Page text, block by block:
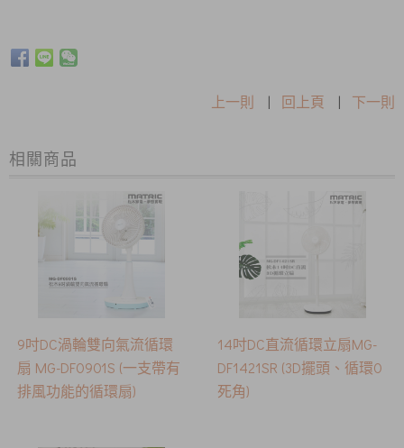
上一則 | 回上頁 | 下一則
相關商品
9吋DC渦輪雙向氣流循環
扇 MG-DF0901S (一支帶有
排風功能的循環扇)
14吋DC直流循環立扇MG-
DF1421SR (3D擺頭、循環0
死角)